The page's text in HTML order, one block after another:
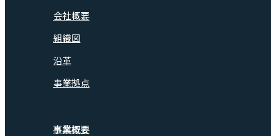
会社概要
組織図
沿革
事業拠点
事業概要